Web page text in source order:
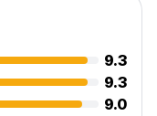
9.3
9.3
9.0